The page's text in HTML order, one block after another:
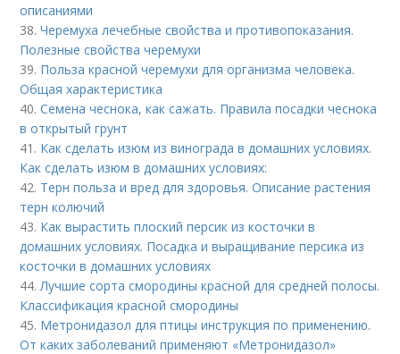
описаниями
38.Черемуха лечебные свойства и противопоказания.
Полезные свойства черемухи
39. Польза красной черемухи для организма человека.
Общая характеристика
40.Семена чеснока, как сажать. Правила посадки чеснока
в открытый грунт
41. Как сделать изюм из винограда в домашних условиях.
Как сделать изюм в домашних условиях:
42. Терн польза и вред для здоровья. Описание растения
терн колючий
43. Как вырастить плоский персик из косточки в
домашних условиях. Посадка и выращивание персика из
косточки в домашних условиях
44. Лучшие сорта смородины красной для средней полосы.
Классификация красной смородины
45. Метронидазол для птицы инструкция по применению.
От каких заболеваний применяют «Метронидазол»